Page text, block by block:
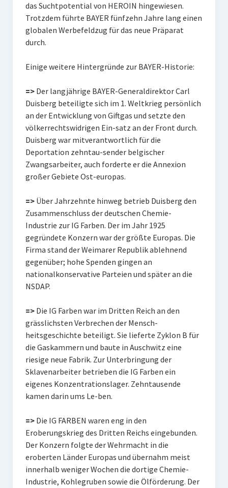
das Suchtpotential von HEROIN hingewiesen.
Trotzdem führte BAYER fünfzehn Jahre lang einen
globalen Werbefeldzug für das neue Präparat
durch.
Einige weitere Hintergründe zur BAYER-Historie:
=>Der langjährige BAYER-Generaldirektor Carl
Duisberg beteiligte sich im 1. Weltkrieg persönlich
an der Entwicklung von Giftgas und setzte den
völkerrechtswidrigen Ein-satz an der Front durch.
Duisberg war mitverantwortlich für die
Deportation zehntau-sender belgischer
Zwangsarbeiter, auch forderte er die Annexion
großer Gebiete Ost-europas.
=>Über Jahrzehnte hinweg betrieb Duisberg den
Zusammenschluss der deutschen Chemie-
Industrie zur IG Farben. Der im Jahr 1925
gegründete Konzern war der größte Europas. Die
Firma stand der Weimarer Republik ablehnend
gegenüber; hohe Spenden gingen an
nationalkonservative Parteien und später an die
NSDAP.
=>Die IG Farben war im Dritten Reich an den
grässlichsten Verbrechen der Mensch-
heitsgeschichte beteiligt. Sie lieferte Zyklon B für
die Gaskammern und baute in Auschwitz eine
riesige neue Fabrik. Zur Unterbringung der
Sklavenarbeiter betrieben die IG Farben ein
eigenes Konzentrationslager. Zehntausende
kamen darin ums Le-ben.
=>Die IG FARBEN waren eng in den
Eroberungskrieg des Dritten Reichs eingebunden.
Der Konzern folgte der Wehrmacht in die
eroberten Länder Europas und übernahm meist
innerhalb weniger Wochen die dortige Chemie-
Industrie, Kohlegruben sowie die Ölförderung. Der